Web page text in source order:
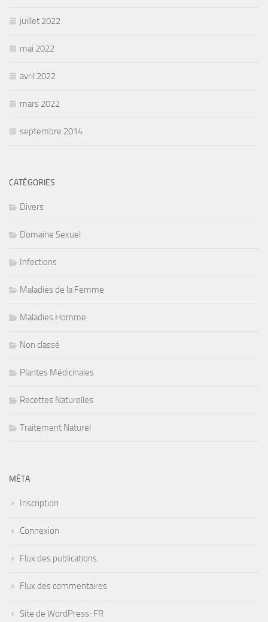
juillet 2022
mai 2022
avril 2022
mars 2022
septembre 2014
CATÉGORIES
Divers
Domaine Sexuel
Infections
Maladies de la Femme
Maladies Homme
Non classé
Plantes Médicinales
Recettes Naturelles
Traitement Naturel
MÉTA
Inscription
Connexion
Flux des publications
Flux des commentaires
Site de WordPress-FR